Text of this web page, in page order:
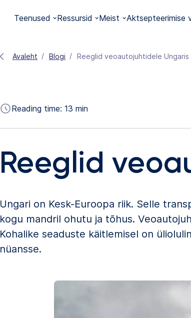
Teenused Ressursid Meist Aktsepteerimise
Avaleht Blogi Reeglid veoautojuhtidele Ungaris
Reading time: 13 min
Reeglid
Ungari on Kesk-Euroopa riik. Selle
kogu mandril ohutu ja tõhus.
Kohalike seaduste käitlemisel on
nüansse.